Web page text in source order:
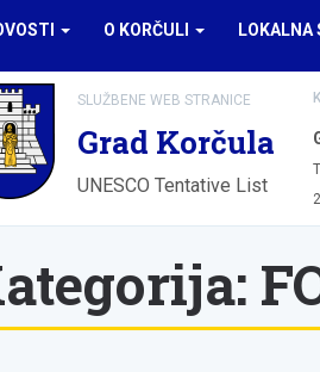
O KORČULI LOKALNA
SLUŽBENE WEB STRANICE
Grad Korčula
UNESCO Tentative List